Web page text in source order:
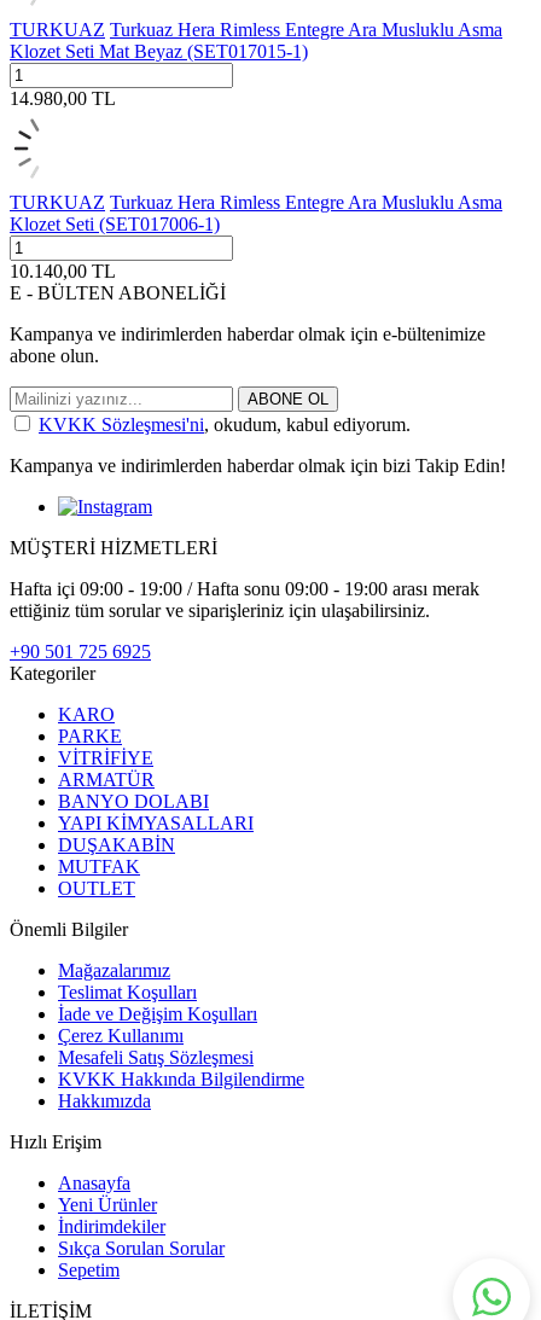
TURKUAZ Turkuaz Hera Rimless Entegre Ara Musluklu Asma
Klozet Seti Mat Beyaz (SET017015-1)
14.980,00 TL
TURKUAZ Turkuaz Hera Rimless Entegre Ara Musluklu Asma
Klozet Seti (SET017006-1)
10.140,00 TL
E - BÜLTEN ABONELİĞİ
Kampanya ve indirimlerden haberdar olmak için e-bültenimize
abone olun.
ABONE OL
KVKK Sözleşmesi'ni, okudum, kabul ediyorum.
Kampanya ve indirimlerden haberdar olmak için bizi Takip Edin!
MÜŞTERİ HİZMETLERİ
Hafta içi 09:00 - 19:00 / Hafta sonu 09:00 - 19:00 arası merak
ettiğiniz tüm sorular ve siparişleriniz için ulaşabilirsiniz.
+90 501 725 6925
Kategoriler
KARO
PARKE
VİTRİFİYE
ARMATÜR
BANYO DOLABI
YAPI KİMYASALLARI
DUŞAKABİN
MUTFAK
OUTLET
Önemli Bilgiler
Mağazalarımız
Teslimat Koşulları
İade ve Değişim Koşulları
Çerez Kullanımı
Mesafeli Satış Sözleşmesi
KVKK Hakkında Bilgilendirme
Hakkımızda
Hızlı Erişim
Anasayfa
Yeni Ürünler
İndirimdekiler
Sıkça Sorulan Sorular
Sepetim
İLETİŞİM